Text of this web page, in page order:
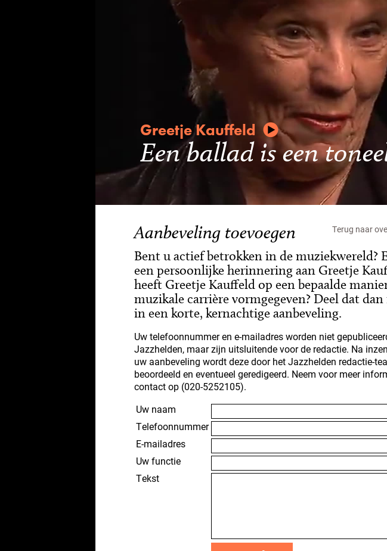
Greetje Kauffeld
Een ballad is een
Aanbeveling toevoegen Terug naar
Bent u actief betrokken in de muziekwereld?
een persoonlijke herinnering aan Greetje
heeft Greetje Kauffeld op een bepaalde
muzikale carrière vormgegeven? Deel dat
in een korte, kernachtige aanbeveling.
Uw telefoonnummer en e-mailadres worden niet
Jazzhelden, maar zijn uitsluitende voor de redactie. Na
uw aanbeveling wordt deze door het Jazzhelden redactie-
beoordeeld en eventueel geredigeerd. Neem voor meer
contact op (020-5252105).
Uw naam
Telefoonnummer
E-mailadres
Uw functie
Tekst